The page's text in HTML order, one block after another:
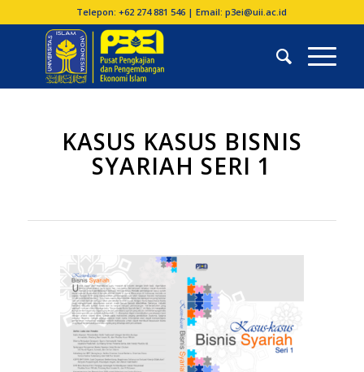
Telepon: +62 274 881 546 | Email: p3ei@uii.ac.id
KASUS KASUS BISNIS
SYARIAH SERI 1